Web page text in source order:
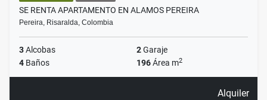
SE RENTA APARTAMENTO EN ALAMOS PEREIRA
Pereira, Risaralda, Colombia
3Alcobas 2Garaje
4 Baños 196Área m2
Alquiler